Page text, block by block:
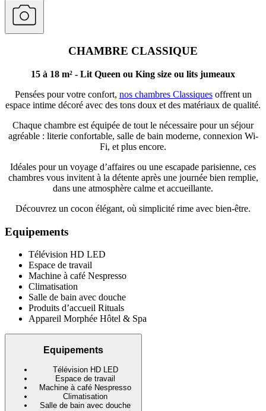
CHAMBRE CLASSIQUE
15 à 18 m² - Lit Queen ou King size ou lits jumeaux
Pensées pour votre confort, nos chambres Classiquesoffrent un
espace intime décoré avec des tons doux et des matériaux de qualité.
Chaque chambre est équipée de tout le nécessaire pour un séjour
agréable : literie confortable, salle de bain moderne, connexion Wi-
Fi, et plus encore.
Idéales pour un voyage d’affaires ou une escapade parisienne, ces
chambres vous invitent à la détente après une journée bien remplie,
dans une atmosphère calme et accueillante.
Découvrez un cocon élégant, où simplicité rime avec bien-être.
Equipements
Télévision HD LED
Espace de travail
Machine à café Nespresso
Climatisation
Salle de bain avec douche
Produits d’accueil Rituals
Appareil Morphée Hôtel & Spa
Equipements
Télévision HD LED
Espace de travail
Machine à café Nespresso
Climatisation
Salle de bain avec douche